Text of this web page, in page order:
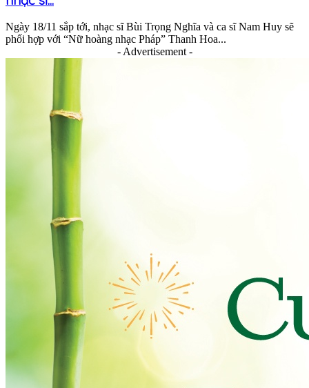
Ngày 18/11 sắp tới, nhạc sĩ Bùi Trọng Nghĩa và ca sĩ Nam Huy sẽ
phối hợp với “Nữ hoàng nhạc Pháp” Thanh Hoa...
- Advertisement -